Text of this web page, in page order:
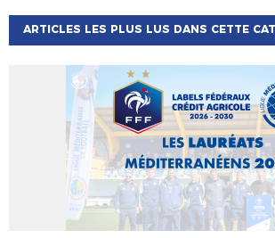
ARTICLES LES PLUS LUS DANS CETTE